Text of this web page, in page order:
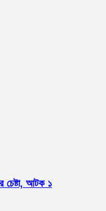
চেষ্টা, আটক ১